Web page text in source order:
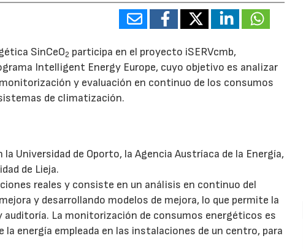
SinCeO2 participa en el proyecto iSERVcmb,
Intelligent Energy Europe, cuyo objetivo es analizar
y evaluación en continuo de los consumos
de climatización.
Universidad de Oporto, la Agencia Austríaca de la Energía,
de Lieja.
reales y consiste en un análisis en continuo del
y desarrollando modelos de mejora, lo que permite la
La monitorización de consumos energéticos es
energía empleada en las instalaciones de un centro, para